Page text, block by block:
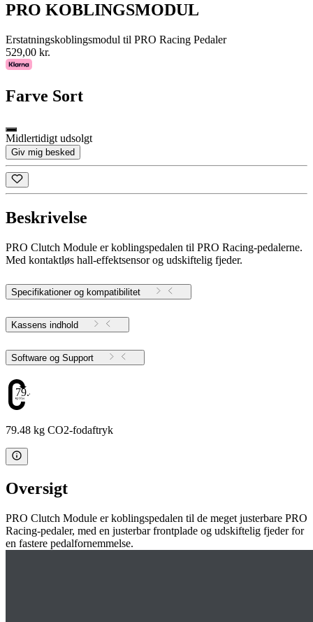
PRO KOBLINGSMODUL
Erstatningskoblingsmodul til PRO Racing Pedaler
529,00 kr.
Farve Sort
Midlertidigt udsolgt
Giv mig besked
Beskrivelse
PRO Clutch Module er koblingspedalen til PRO Racing-pedalerne.
Med kontaktløs hall-effektsensor og udskiftelig fjeder.
Specifikationer og kompatibilitet
Kassens indhold
Software og Support
79.48
79.48 kg CO2-fodaftryk
Oversigt
PRO Clutch Module er koblingspedalen til de meget justerbare PRO
Racing-pedaler, med en justerbar frontplade og udskiftelig fjeder for
en fastere pedalfornemmelse.